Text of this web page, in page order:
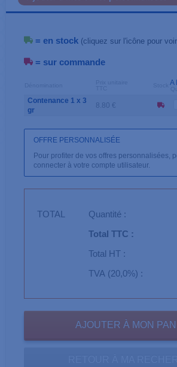
= en stock (cliquez sur l'icône pour
= sur commande
A
Contenance 1 x 3
gr
8.80 €
OFFRE PERSONNALISÉE
Pour profiter de vos offres personnalisées,
connecter à votre compte utilisateur.
TOTAL Quantité :
Total TTC :
Total HT :
TVA (20,0%) :